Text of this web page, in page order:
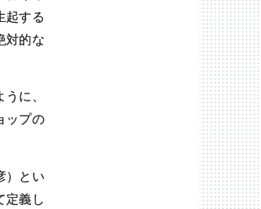
起する
対的な
に、
ップの
）とい
定義し